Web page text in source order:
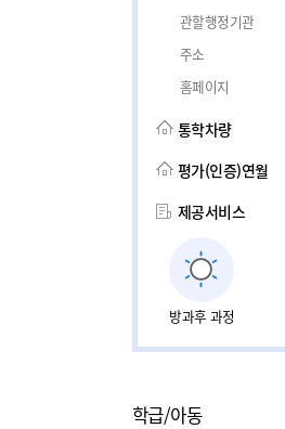
관할행정기관
주소
홈페이지
통학차량
평가(인증)연월
제공서비스
방과후 과정
학급/아동